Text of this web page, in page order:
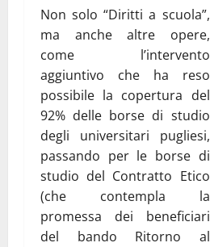
Non solo “Diritti a scuola”,
ma anche altre opere,
come l’intervento
aggiuntivo che ha reso
possibile la copertura del
92% delle borse di studio
degli universitari pugliesi,
passando per le borse di
studio del Contratto Etico
(che contempla la
promessa dei beneficiari
del bando Ritorno al